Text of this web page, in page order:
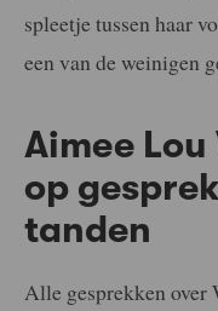
spleetje tussen haar
een van de weinigen
Aimee
op
tanden
Alle gesprekken over